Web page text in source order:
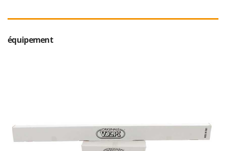
Smartwood
Smeg
Spyro
Stanley
équipement